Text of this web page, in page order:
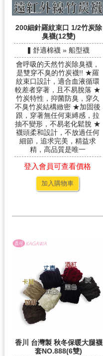
200細針羅紋束口 1/2竹炭除
臭襪(12雙)
▍舒適棉襪 » 船型襪
會呼吸的天然竹炭除臭襪，
是雙穿不臭的竹炭襪!! ★羅
紋束口設計，適合血液循環
較差者穿著，且不易脫落 ★
竹炭特性，抑菌防臭，穿久
不臭竹炭結構緻密 ★加固後
跟，穿著無任何束縛感，拉
抽不變形，不易老化鬆脫 ★
襪頭柔和設計，不放過任何
細節，追求完美，精益求
精，高品質是唯一
登入會員可查看價格
加入購物車
香川 台灣製 秋冬保暖大腿襪
套NO.888(6雙)